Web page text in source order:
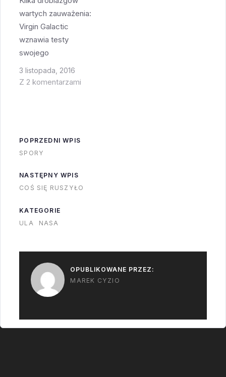
momentu zaraz przed
uruchomieniem
silników. W ten
sposób można
przetestować
wszelkie procedury,
sprawdzić czy…
wartych zauważenia:
Virgin Galactic
wznawia testy
swojego
SpaceShipTwo - w
poniedziałek miał się
planach jest 8-15
lotów bez
początkowo pojazd
zamontowanego
silnika, jednak
3 listopada, 2016
Z 2 komentarzami
POPRZEDNI WPIS
SPORY
NASTĘPNY WPIS
COŚ SIĘ RUSZYŁO
KATEGORIE
ULA
NASA
OPUBLIKOWANE PRZEZ:
MAREK CYZIO